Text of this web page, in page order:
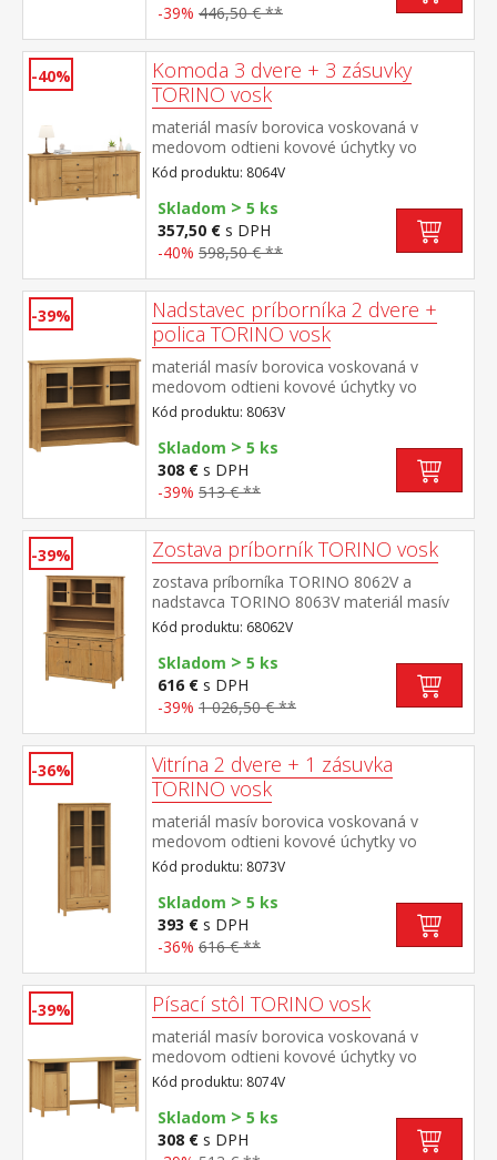
-39% 446,50 € **
-40%
Komoda 3 dvere + 3 zásuvky
TORINO vosk
materiál masív borovica voskovaná v
medovom odtieni kovové úchytky vo
farebnom prevedení černená mosadz 3
zásuvky s kovovými pojazdmi, 3 plné dvere,
2 police maximálne nosnosti uvedené v
návode na montáž
Kód produktu: 8064V
Skladom > 5 ks
357,50 € s DPH
-40% 598,50 € **
-39%
Nadstavec príborníka 2 dvere +
polica TORINO vosk
materiál masív borovica voskovaná v
medovom odtieni kovové úchytky vo
farebnom prevedení černená mosadz dvoje
presklené dvierka doplnok príborníka
TORINO 8062V
Kód produktu: 8063V
Skladom > 5 ks
308 € s DPH
-39% 513 € **
-39% Zostava príborník TORINO vosk
zostava príborníka TORINO 8062V a
nadstavca TORINO 8063V materiál masív
borovice voskovaná v medovom odtieni
kovové úchytky vo farebnom prevedení
černená mosadz príborník: 3 dvere, 3
zásuvky s kovovými pojazdmi nadstavec:
dvoje presklené dvierka rozmer príborníka
(š/h/v) 129 × 40 × 80 cm rozmer nadstavca
(š/h/v) 129 × 33 × 100 cm
Kód produktu: 68062V
Skladom > 5 ks
616 € s DPH
-39% 1 026,50 € **
-36%
Vitrína 2 dvere + 1 zásuvka
TORINO vosk
materiál masív borovica voskovaná v
medovom odtieni kovové úchytky vo
farebnom prevedení černená mosadz dvoje
čiastočne presklené dvere, tri police jedna
zásuvka s kovovými pojazdmi
Kód produktu: 8073V
Skladom > 5 ks
393 € s DPH
-36% 616 € **
-39% Písací stôl TORINO vosk
materiál masív borovica voskovaná v
medovom odtieni kovové úchytky vo
farebnom prevedení černená mosadz 2
otvorené police, 1 dvierka a 3 zásuvky s
kovovými pojazdmi
Kód produktu: 8074V
Skladom > 5 ks
308 € s DPH